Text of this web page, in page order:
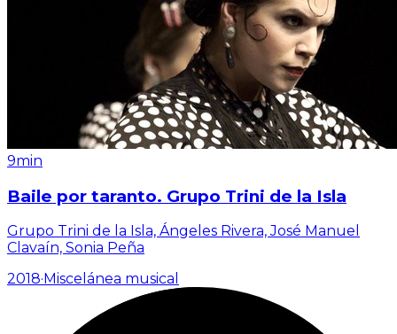
9min
Baile por taranto. Grupo Trini de la Isla
Grupo Trini de la Isla, Ángeles Rivera, José Manuel
Clavaín, Sonia Peña
2018· Miscelánea musical